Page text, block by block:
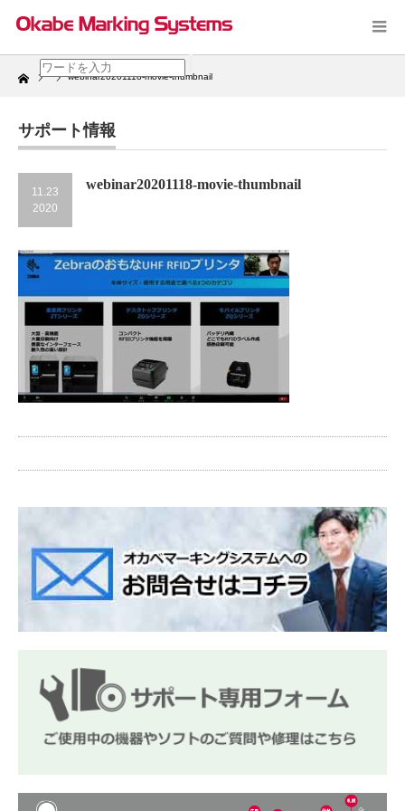
Home webinar20201118-movie-thumbnail
サポート情報
11.23
2020
webinar20201118-movie-thumbnail